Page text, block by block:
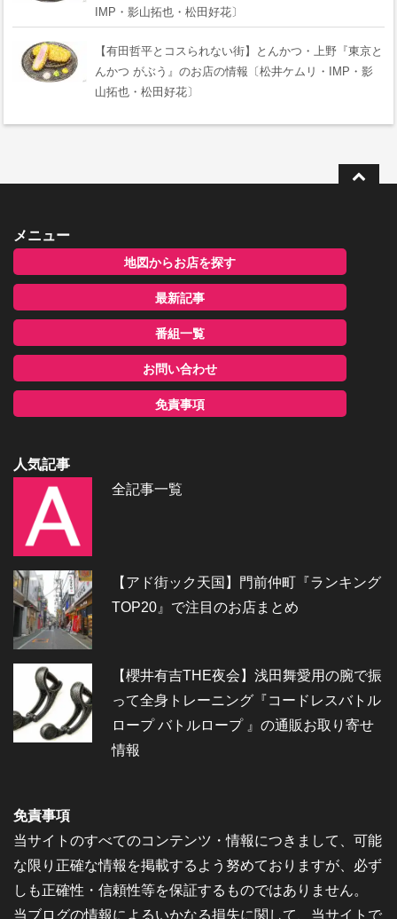
IMP・影山拓也・松田好花〕
【有田哲平とコスられない街】とんかつ・上野『東京と
んかつ がぶう』のお店の情報〔松井ケムリ・IMP・影
山拓也・松田好花〕
メニュー
地図からお店を探す
最新記事
番組一覧
お問い合わせ
免責事項
人気記事
全記事一覧
【アド街ック天国】門前仲町『ランキング
TOP20』で注目のお店まとめ
【櫻井有吉THE夜会】浅田舞愛用の腕で振
って全身トレーニング『コードレスバトル
ロープ バトルロープ 』の通販お取り寄せ
情報
免責事項
当サイトのすべてのコンテンツ・情報につきまして、可能
な限り正確な情報を掲載するよう努めておりますが、必ず
しも正確性・信頼性等を保証するものではありません。
当ブログの情報によるいかなる損失に関して、当サイトで